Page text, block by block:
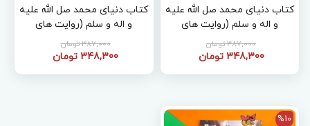
کتاب دنیای محمد صل الله علیه
و اله و سلم (روایت های
تصویری از احادیث نبوی)
387,000 تومان
348,300 تومان
کتاب دنیای محمد صل الله علیه
و اله و سلم (روایت های
تصویری از قرآن کریم)
387,000 تومان
348,300 تومان
%10